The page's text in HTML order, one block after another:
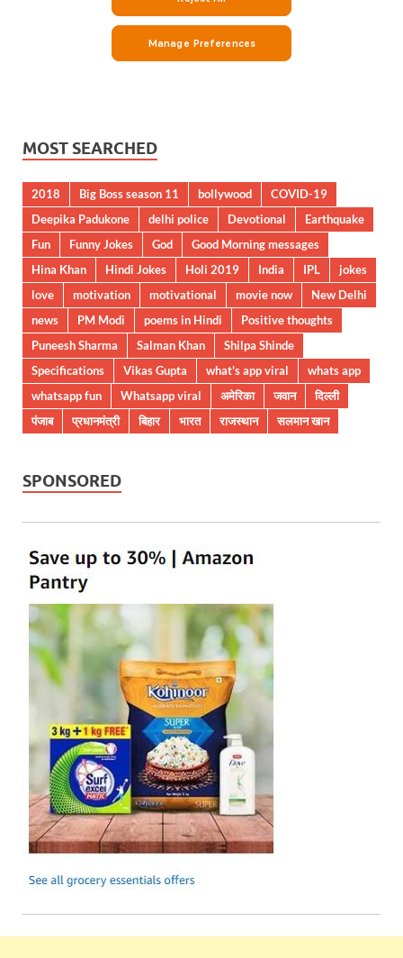
MOST SEARCHED
2018 Big Boss season 11 bollywood
COVID-19
Deepika Padukone
delhi police Devotional
Earthquake
Fun
Funny Jokes God
Good Morning messages
Hina Khan
Hindi Jokes Holi 2019 India IPL
jokes
love
motivation motivational movie now
New Delhi
news
PM Modi poems in Hindi
Positive thoughts
Puneesh Sharma
Salman Khan
Shilpa Shinde
Specifications
Vikas Gupta what's app viral
whats app
whatsapp fun
Whatsapp viral अमेरिका जवान
दिल्ली
पंजाब
प्रधानमंत्री बिहार भारत राजस्थान सलमान खान
SPONSORED